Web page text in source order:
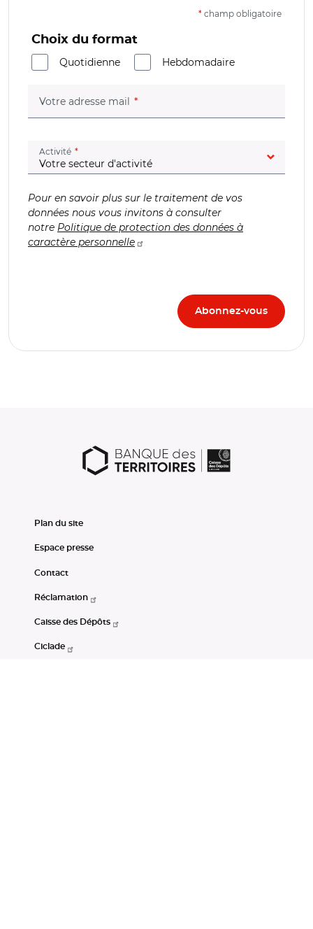
* champ obligatoire
Choix du format
Quotidienne
Hebdomadaire
Votre adresse mail (champ obligatoire)
Activité (champ obligatoire)
Pour en savoir plus sur le traitement de vos
données nous vous invitons à consulter
notre Politique de protection des données à
caractère personnelle
Plan du site
Espace presse
Contact
Réclamation
Caisse des Dépôts
Ciclade